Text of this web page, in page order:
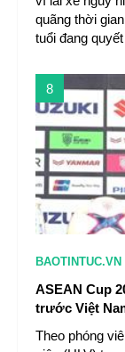
quãng thời
tuổi đang
8
BAOTINTUC.VN
ASEAN Cup
trước Việt
Theo phóng